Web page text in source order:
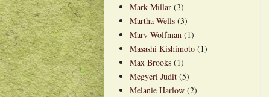
Mark Millar (3)
Martha Wells (3)
Marv Wolfman (1)
Masashi Kishimoto (1)
Max Brooks (1)
Megyeri Judit (5)
Melanie Harlow (2)